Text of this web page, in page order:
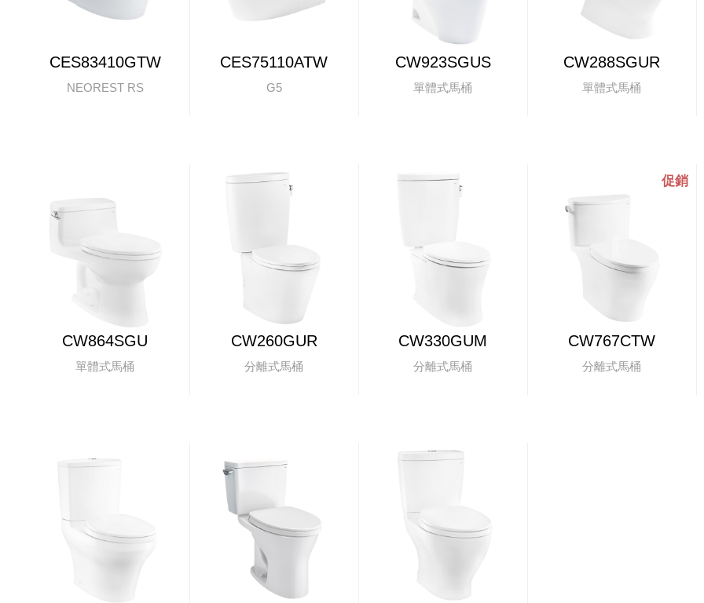
CES83410GTW
NEOREST RS
CES75110ATW
G5
CW923SGUS
單體式馬桶
CW288SGUR
單體式馬桶
CW864SGU
單體式馬桶
CW260GUR
分離式馬桶
CW330GUM
分離式馬桶
CW767CTW
分離式馬桶